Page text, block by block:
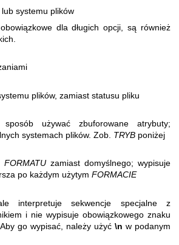
systemu plików
dla długich opcji, są również
plików, zamiast statusu pliku
używać zbuforowane atrybuty;
systemach plików. Zob. TRYB poniżej
FORMATU zamiast domyślnego; wypisuje
po każdym użytym FORMACIE
interpretuje sekwencje specjalne z
i nie wypisuje obowiązkowego znaku
go wypisać, należy użyć \n w podanym